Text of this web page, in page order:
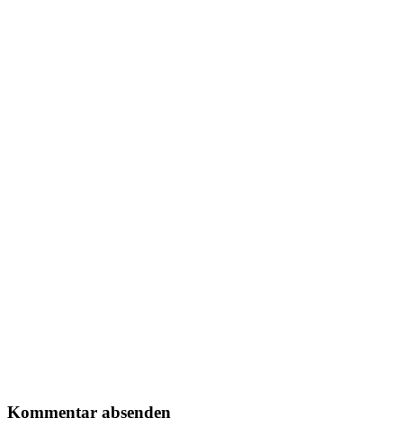
Kommentar absenden